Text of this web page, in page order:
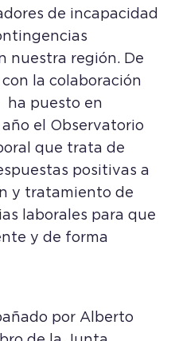
de incapacidad
nuestra región. De
la colaboración
ha puesto en
el Observatorio
que trata de
positivas a
y tratamiento de
laborales para que
y de forma
por Alberto